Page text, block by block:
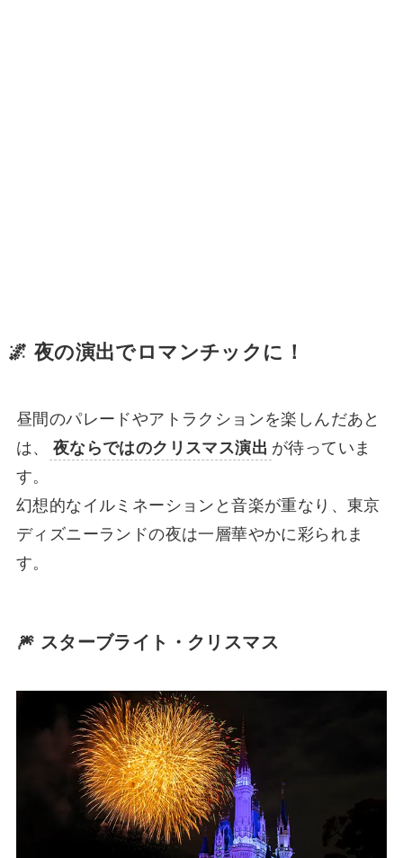
🌌 夜の演出でロマンチックに！
昼間のパレードやアトラクションを楽しんだあと
は、
夜ならではのクリスマス演出 が待っていま
す。
幻想的なイルミネーションと音楽が重なり、東京
ディズニーランドの夜は一層華やかに彩られま
す。
🎆 スターブライト・クリスマス